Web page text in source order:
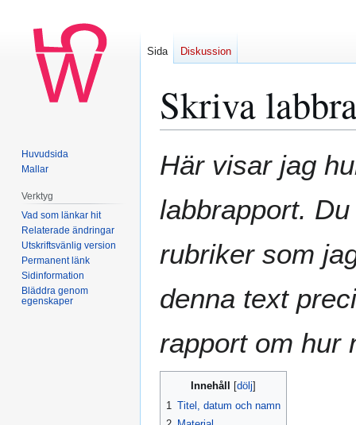
Skriva
till
till
Här visar jag
labbrapport.
rubriker som
denna text
rapport om hur
Innehåll
1 Titel, datum och namn
Sida Diskussion
Huvudsida
Mallar
Verktyg
Vad som länkar hit
Relaterade ändringar
Utskriftsvänlig version
Permanent länk
Sidinformation
Bläddra genom
egenskaper